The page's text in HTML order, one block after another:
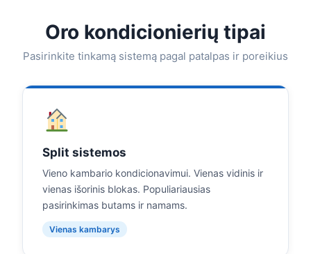
Oro kondicionierių tipai
Pasirinkite tinkamą sistemą pagal patalpas ir poreikius
Split sistemos
Vieno kambario kondicionavimui. Vienas vidinis ir
vienas išorinis blokas. Populiariausias
pasirinkimas butams ir namams.
Vienas kambarys